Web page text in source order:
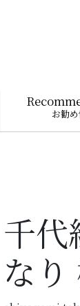
お勧
千代
なり